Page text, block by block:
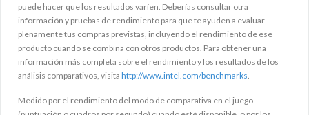
puede hacer que los resultados varíen. Deberías consultar otra
información y pruebas de rendimiento para que te ayuden a evaluar
plenamente tus compras previstas, incluyendo el rendimiento de ese
producto cuando se combina con otros productos. Para obtener una
información más completa sobre el rendimiento y los resultados de los
análisis comparativos, visita http://www.intel.com/benchmarks
Medido por el rendimiento del modo de comparativa en el juego